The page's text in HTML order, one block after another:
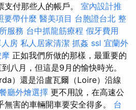
付那些人的帳戶。 室內設計推
要帶什麼 醫美項目 台胞證台北 整
服務 台中抓龍筋療程 假牙費用
房 私人居家清潔 抓姦 ssl 宜蘭外
正如我們所做的那樣，最重要的
八月，但這是9月的愉快時光。
）還是沿盧瓦爾（Loire）沿線
廳外燴選擇 更不用說，在高速公
害的車輛開車要安全得多。 台